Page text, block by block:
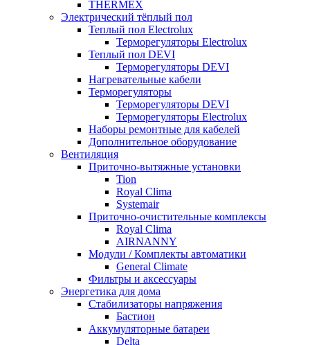
THERMEX
Электрический тёплый пол
Теплый пол Electrolux
Терморегуляторы Electrolux
Теплый пол DEVI
Терморегуляторы DEVI
Нагревательные кабели
Терморегуляторы
Терморегуляторы DEVI
Терморегуляторы Electrolux
Наборы ремонтные для кабелей
Дополнительное оборудование
Вентиляция
Приточно-вытяжные установки
Tion
Royal Clima
Systemair
Приточно-очистительные комплексы
Royal Clima
AIRNANNY
Модули / Комплекты автоматики
General Climate
Фильтры и аксессуары
Энергетика для дома
Стабилизаторы напряжения
Бастион
Аккумуляторные батареи
Delta